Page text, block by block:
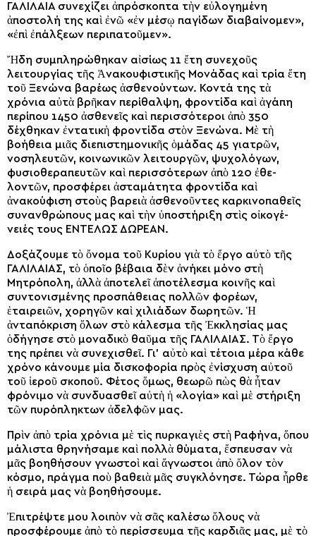
ΓΑΛΙΛΑΙΑ συνεχίζει ἀπρόσκοπτα τὴν εὐλογημένη
ἀποστολή της καὶ ἐνῶ «ἐν μέσῳ παγίδων διαβαίνομεν»,
«ἐπὶ ἐπάλξεων περιπατοῦμεν».
Ἤδη συμπληρώθηκαν αἰσίως 11 ἔτη συνεχοῦς
λειτουργίας τῆς Ἀνακου­φιστικῆς Μονάδας καὶ τρία ἔτη
τοῦ Ξενώνα βαρέως ἀσθενούντων. Κοντά της τὰ
χρόνια αὐτὰ βρῆκαν περίθαλψη, φροντίδα καὶ ἀγάπη
περίπου 1450 ἀσθενεῖς καὶ περισσότεροι ἀπὸ 350
δέχθηκαν ἐντατικὴ φροντίδα στὸν Ξενώνα. Μὲ τὴ
βοήθεια μιᾶς διεπιστημονικῆς ὁμάδας 45 γιατρῶν,
νοσηλευτῶν, κοινωνικῶν λειτουργῶν, ψυχολόγων,
φυσιο­θεραπευτῶν καὶ περισσό­τερων ἀπὸ 120 ἐθε­
λοντῶν, προσφέρει ἀσταμάτητα φροντίδα καὶ
ἀνακούφιση στοὺς βαρειὰ ἀσθε­νοῦντες καρκινοπαθεῖς
συνανθρώπους μας καὶ τὴν ὑποστήριξη στὶς οἰκογέ­
νειές τους ΕΝΤΕΛΩΣ ΔΩΡΕΑΝ.
Δοξάζουμε τὸ ὄνομα τοῦ Κυρίου γιὰ τὸ ἔργο αὐτὸ τῆς
ΓΑΛΙΛΑΙΑΣ, τὸ ὁποῖο βέβαια δὲν ἀνήκει μόνο στὴ
Μητρόπολη, ἀλλὰ ἀποτελεῖ ἀποτέλεσμα κοινῆς καὶ
συντονισμένης προσπά­θειας πολλῶν φορέων,
ἑταιρειῶν, χορηγῶν καὶ χιλιά­δων δωρητῶν. Ἡ
ἀνταπόκριση ὅλων στὸ κάλεσμα τῆς Ἐκκλησίας μας
ὁδήγησε στὸ μοναδικὸ θαῦμα τῆς ΓΑΛΙΛΑΙΑΣ. Τὸ ἔργο
της πρέπει νὰ συνεχισθεῖ. Γι’ αὐτὸ καὶ τέτοια μέρα κάθε
χρόνο κάνουμε μία δισκοφορία πρὸς ἐνί­σχυση αὐτοῦ
τοῦ ἱεροῦ σκοποῦ. Φέτος ὅμως, θεωρῶ πὼς θὰ ἦταν
φρόνιμο νὰ συν­δυασθεῖ αὐτὴ ἡ «λογία» καὶ μὲ στήριξη
τῶν πυρόπληκτων ἀδελφῶν μας.
Πρὶν ἀπὸ τρία χρόνια μὲ τὶς πυρκα­γιὲς στὴ Ραφήνα, ὅπου
μάλιστα θρη­νήσαμε καὶ πολλὰ θύματα, ἔσπευσαν νὰ
μᾶς βοηθήσουν γνωστοὶ καὶ ἄγνωστοι ἀπὸ ὅλον τὸν
κόσμο, πράγμα ποὺ βαθειὰ μᾶς συγκλόνησε. Τώρα ἦρθε
ἡ σειρά μας νὰ βοηθήσουμε.
Ἐπιτρέψτε μου λοιπὸν νὰ σᾶς καλέσω ὅλους νὰ
προσφέρουμε ἀπὸ τὸ περίσσευμα τῆς καρδιᾶς μας, μὲ τὸ